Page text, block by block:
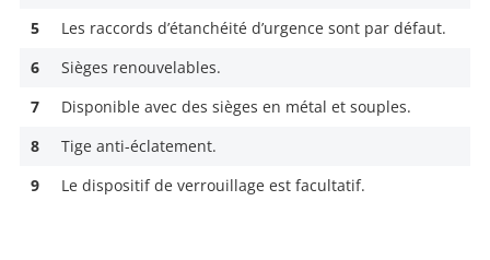
5
Les raccords d’étanchéité d’urgence sont par défaut.
6
Sièges renouvelables.
7
Disponible avec des sièges en métal et souples.
8
Tige anti-éclatement.
9
Le dispositif de verrouillage est facultatif.